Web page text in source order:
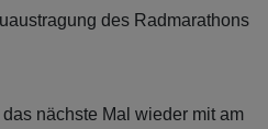
des Radmarathons
nächste Mal wieder mit am